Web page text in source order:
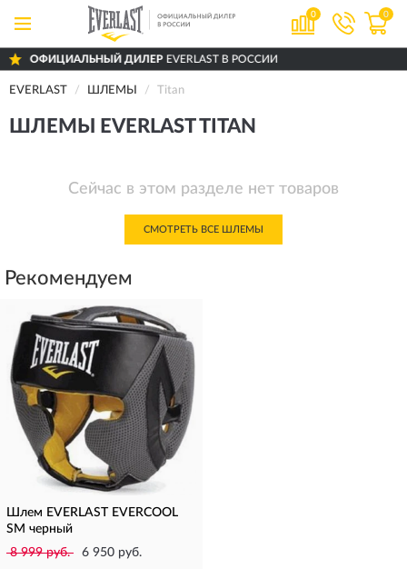
0 0
ДИЛЕРEVERLAST В РОССИИ
EVERLAST ШЛЕМЫ Titan
ШЛЕМЫ EVERLAST TITAN
Сейчас в этом разделе нет товаров
СМОТРЕТЬ ВСЕ ШЛЕМЫ
Рекомендуем
Шлем EVERLAST EVERCOOL
SM черный
8 999 руб.
6 950 руб.